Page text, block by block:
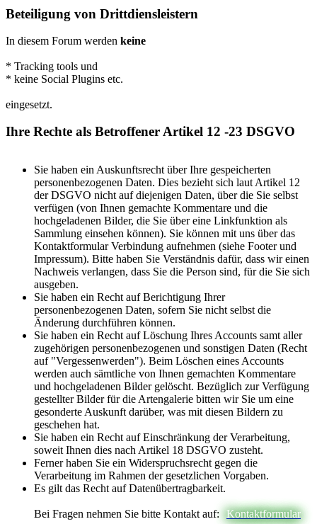
Beteiligung von Drittdiensleistern
In diesem Forum werden keine
* Tracking tools und
* keine Social Plugins etc.
eingesetzt.
Ihre Rechte als Betroffener Artikel 12 -23 DSGVO
Sie haben ein Auskunftsrecht über Ihre gespeicherten
personenbezogenen Daten. Dies bezieht sich laut Artikel 12
der DSGVO nicht auf diejenigen Daten, über die Sie selbst
verfügen (von Ihnen gemachte Kommentare und die
hochgeladenen Bilder, die Sie über eine Linkfunktion als
Sammlung einsehen können). Sie können mit uns über das
Kontaktformular Verbindung aufnehmen (siehe Footer und
Impressum). Bitte haben Sie Verständnis dafür, dass wir einen
Nachweis verlangen, dass Sie die Person sind, für die Sie sich
ausgeben.
Sie haben ein Recht auf Berichtigung Ihrer
personenbezogenen Daten, sofern Sie nicht selbst die
Änderung durchführen können.
Sie haben ein Recht auf Löschung Ihres Accounts samt aller
zugehörigen personenbezogenen und sonstigen Daten (Recht
auf "Vergessenwerden"). Beim Löschen eines Accounts
werden auch sämtliche von Ihnen gemachten Kommentare
und hochgeladenen Bilder gelöscht. Bezüglich zur Verfügung
gestellter Bilder für die Artengalerie bitten wir Sie um eine
gesonderte Auskunft darüber, was mit diesen Bildern zu
geschehen hat.
Sie haben ein Recht auf Einschränkung der Verarbeitung,
soweit Ihnen dies nach Artikel 18 DSGVO zusteht.
Ferner haben Sie ein Widerspruchsrecht gegen die
Verarbeitung im Rahmen der gesetzlichen Vorgaben.
Es gilt das Recht auf Datenübertragbarkeit.
Bei Fragen nehmen Sie bitte Kontakt auf: Kontaktformular